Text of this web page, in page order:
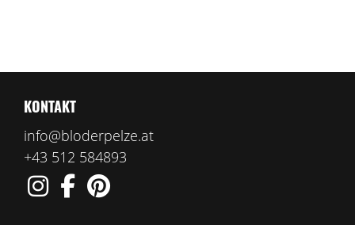
KONTAKT
info@bloderpelze.at
+43 512 584893